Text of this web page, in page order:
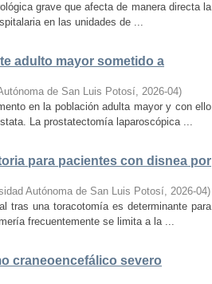
grave que afecta de manera directa la
en las unidades de ...
adulto mayor sometido a
de San Luis Potosí, 2026-04)
en la población adulta mayor y con ello
La prostatectomía laparoscópica ...
para pacientes con disnea por
Autónoma de San Luis Potosí, 2026-04)
tras una toracotomía es determinante para
frecuentemente se limita a la ...
craneoencefálico severo